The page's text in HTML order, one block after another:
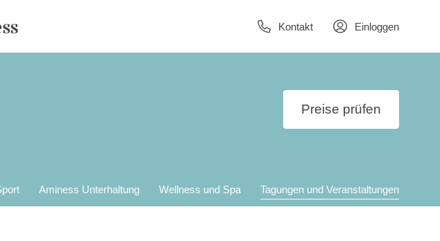
Kontakt Einloggen
Preise prüfen
Aminess Unterhaltung Wellness und Spa Tagungen und Veranstaltungen